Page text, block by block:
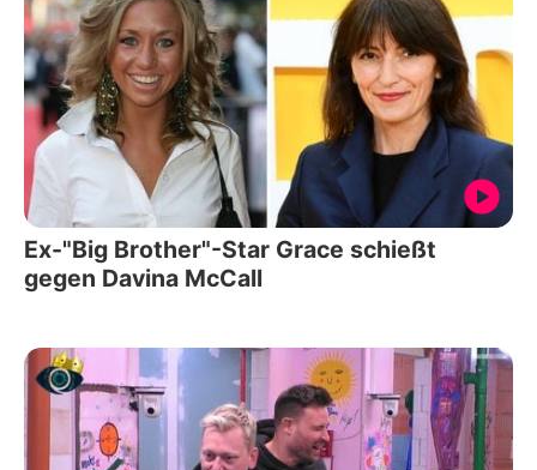
Ex-"Big Brother"-Star Grace schießt
gegen Davina McCall